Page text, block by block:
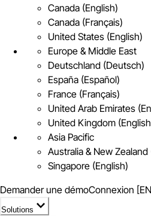
Canada (English)
Canada (Français)
United States (English)
Europe & Middle East
Deutschland (Deutsch)
España (Español)
France (Français)
United Arab Emirates
United Kingdom
Asia Pacific
Australia & New Zealand
Singapore (English)
Demander une démoConnexion
Solutions